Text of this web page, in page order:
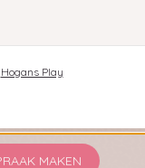
MAKEN
Hogans Play